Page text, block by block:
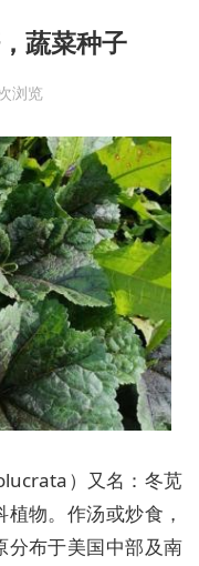
蔬菜种子
浏览
）又名：冬苋
物。作汤或炒食，
分布于美国中部及南